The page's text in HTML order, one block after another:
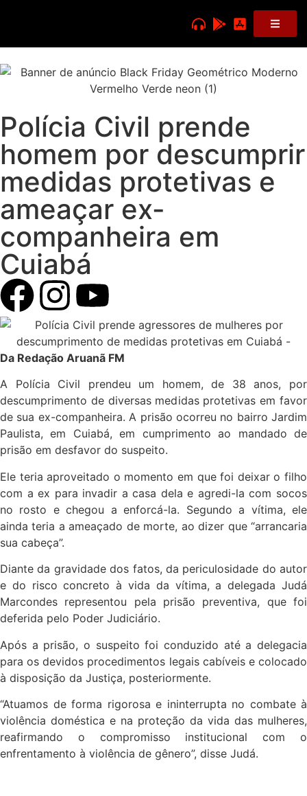
Polícia Civil prende
homem por descumprir
medidas protetivas e
ameaçar ex-
companheira em
Cuiabá
Da Redação Aruanã FM
A Polícia Civil prendeu um homem, de 38 anos, por
descumprimento de diversas medidas protetivas em favor
de sua ex-companheira. A prisão ocorreu no bairro Jardim
Paulista, em Cuiabá, em cumprimento ao mandado de
prisão em desfavor do suspeito.
Ele teria aproveitado o momento em que foi deixar o filho
com a ex para invadir a casa dela e agredi-la com socos
no rosto e chegou a enforcá-la. Segundo a vítima, ele
ainda teria a ameaçado de morte, ao dizer que “arrancaria
sua cabeça”.
Diante da gravidade dos fatos, da periculosidade do autor
e do risco concreto à vida da vítima, a delegada Judá
Marcondes representou pela prisão preventiva, que foi
deferida pelo Poder Judiciário.
Após a prisão, o suspeito foi conduzido até a delegacia
para os devidos procedimentos legais cabíveis e colocado
à disposição da Justiça, posteriormente.
“Atuamos de forma rigorosa e ininterrupta no combate à
violência doméstica e na proteção da vida das mulheres,
reafirmando o compromisso institucional com o
enfrentamento à violência de gênero”, disse Judá.